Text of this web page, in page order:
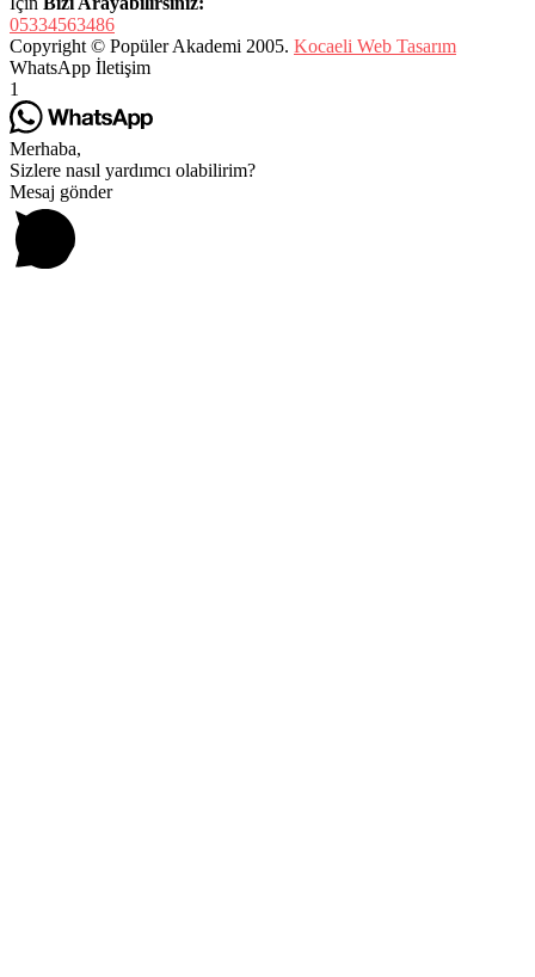
05334563486
Copyright © Popüler Akademi 2005. Kocaeli Web Tasarım
WhatsApp İletişim
1
Merhaba,
Sizlere nasıl yardımcı olabilirim?
Mesaj gönder